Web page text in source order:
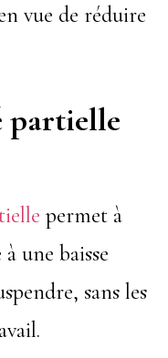
vue de réduire
partielle
permet à
une baisse
sans les